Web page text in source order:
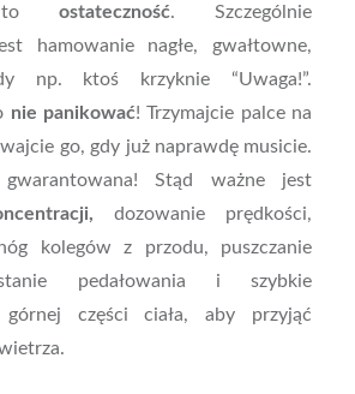
toostateczność. Szczególnie
hamowanie nagłe, gwałtowne,
np. ktoś krzyknie “Uwaga!”.
nie panikować! Trzymajcie palce na
go, gdy już naprawdę musicie.
gwarantowana! Stąd ważne jest
dozowanie prędkości,
kolegów z przodu, puszczanie
pedałowania i szybkie
górnej części ciała, aby przyjąć